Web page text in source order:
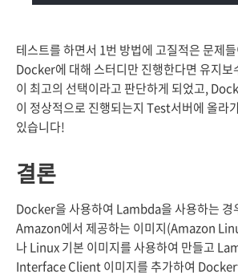
테스트를 하면서 1번 방법에 고질적은 문제
Docker에 대해 스터디만 진행한다면 유지보
이 최고의 선택이라고 판단하게 되었고,
이 정상적으로 진행되는지 Test서버에 올라
있습니다!
결론
Docker을 사용하여 Lambda을 사용하는 경
Amazon에서 제공하는 이미지(Amazon
나 Linux 기본 이미지를 사용하여 만들고
Interface Client 이미지를 추가하여